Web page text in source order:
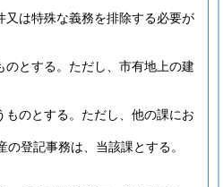
は特殊な義務を排除する必要が
とする。 ただし、市有地上の建
のとする。 ただし、他の課にお
登記事務は、当該課とする。